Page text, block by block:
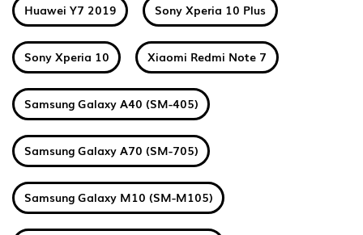
Huawei Y7 2019 Sony Xperia 10 Plus
Sony Xperia 10 Xiaomi Redmi Note 7
Samsung Galaxy A40 (SM-405)
Samsung Galaxy A70 (SM-705)
Samsung Galaxy M10 (SM-M105)